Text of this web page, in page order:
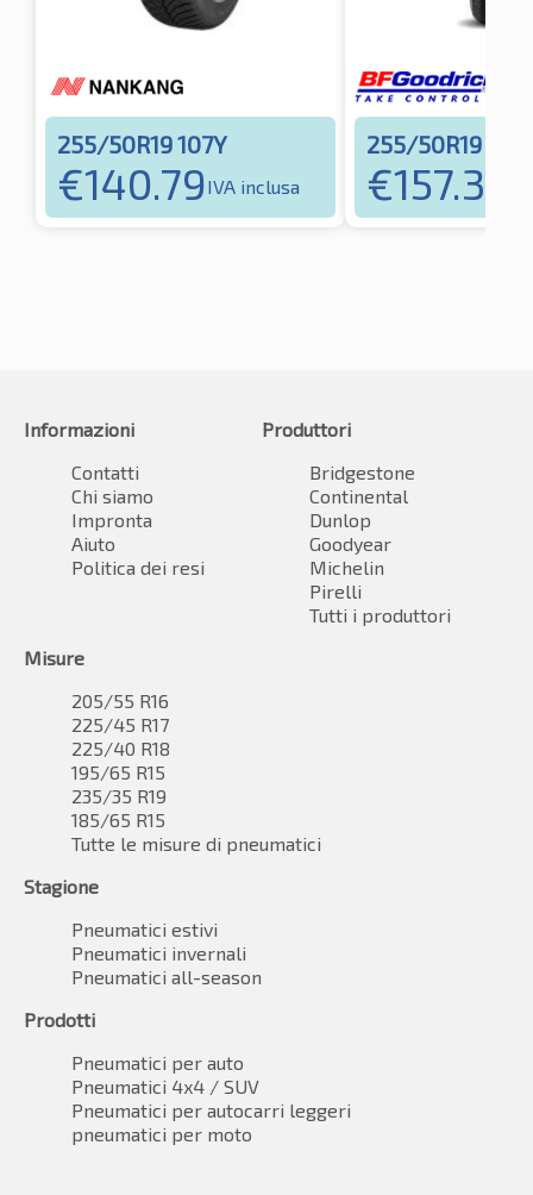
255/50R19 107Y
€140.79IVA inclusa
255/50R19
€157.33
Informazioni
Contatti
Chi siamo
Impronta
Aiuto
Politica dei resi
Produttori
Bridgestone
Continental
Dunlop
Goodyear
Michelin
Pirelli
Tutti i produttori
Misure
205/55 R16
225/45 R17
225/40 R18
195/65 R15
235/35 R19
185/65 R15
Tutte le misure di pneumatici
Stagione
Pneumatici estivi
Pneumatici invernali
Pneumatici all-season
Prodotti
Pneumatici per auto
Pneumatici 4x4 / SUV
Pneumatici per autocarri leggeri
pneumatici per moto